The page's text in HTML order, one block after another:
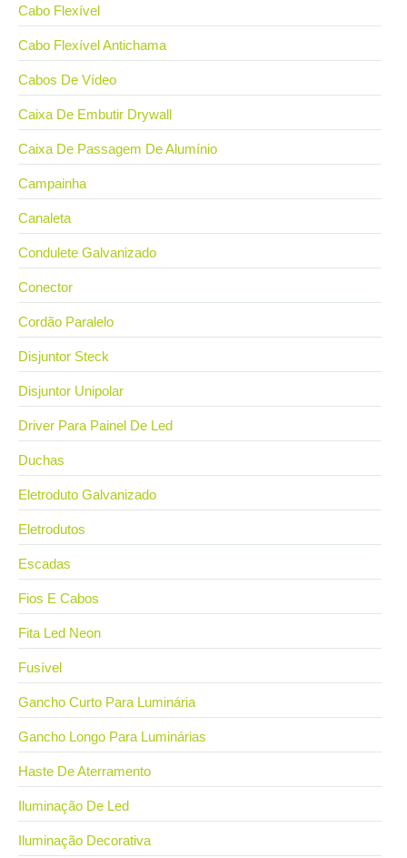
Cabo Flexível
Cabo Flexível Antichama
Cabos De Vídeo
Caixa De Embutir Drywall
Caixa De Passagem De Alumínio
Campainha
Canaleta
Condulete Galvanizado
Conector
Cordão Paralelo
Disjuntor Steck
Disjuntor Unipolar
Driver Para Painel De Led
Duchas
Eletroduto Galvanizado
Eletrodutos
Escadas
Fios E Cabos
Fita Led Neon
Fusível
Gancho Curto Para Luminária
Gancho Longo Para Luminárias
Haste De Aterramento
Iluminação De Led
Iluminação Decorativa